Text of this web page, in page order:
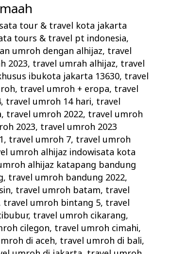
tour & travel kota jakarta
tours & travel pt indonesia,
umroh dengan alhijaz, travel
2023, travel umrah alhijaz, travel
ibukota jakarta 13630, travel
, travel umroh + eropa, travel
, travel umroh 14 hari, travel
, travel umroh 2022, travel umroh
2023, travel umroh 2023
, travel umroh 7, travel umroh
umroh alhijaz indowisata kota
alhijaz katapang bandung
, travel umroh bandung 2022,
, travel umroh batam, travel
travel umroh bintang 5, travel
, travel umroh cikarang,
cilegon, travel umroh cimahi,
di aceh, travel umroh di bali,